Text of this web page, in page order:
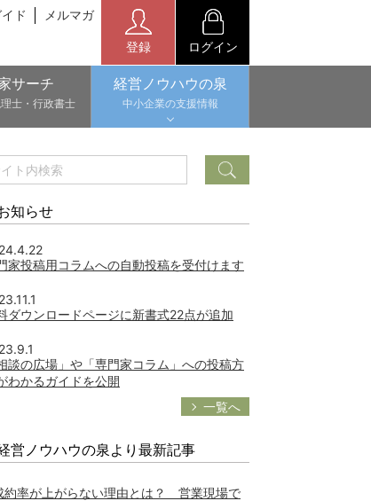
ド メルマガ
登録 ログイン
サーチ
士・行政書士
経営ノウハウの泉
中小企業の支援情報
知らせ
家投稿用コラムへの自動投稿を受付けます
ダウンロードページに新書式22点が追加
談の広場」や「専門家コラム」への投稿方
わかるガイドを公開
一覧へ
営ノウハウの泉より最新記事
約率が上がらない理由とは？ 営業現場で